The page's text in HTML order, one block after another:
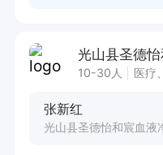
光山县圣德
10-30人 医疗
张新红
光山县圣德怡和宸血液